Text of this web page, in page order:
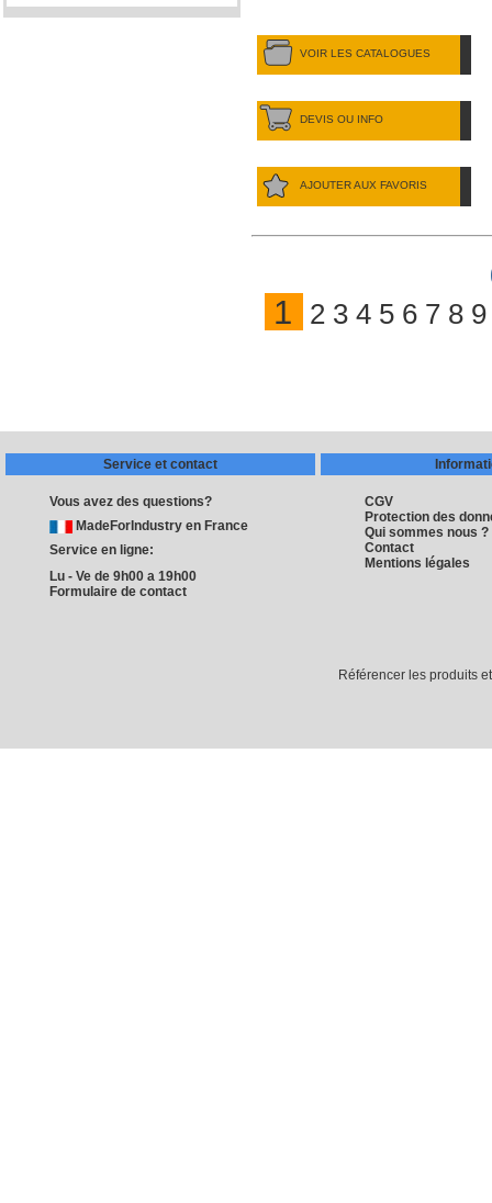
VOIR LES CATALOGUES
DEVIS OU INFO
AJOUTER AUX FAVORIS
1 2 3 4 5 6 7 8 9
Service et contact
Vous avez des questions?
MadeForIndustry en France
Service en ligne:
Lu - Ve de 9h00 a 19h00
Formulaire de contact
CGV
Protection des
Qui sommes nous ?
Contact
Mentions légales
Référencer les produits